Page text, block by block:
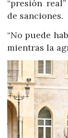
“presión
de sanciones.
“No puede
mientras la